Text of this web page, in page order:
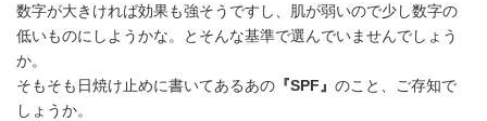
数字が大きければ効果も強そうですし、肌が弱いので少し数字の
低いものにしようかな。とそんな基準で選んでいませんでしょう
か。
そもそも日焼け止めに書いてあるあの 『SPF』 のこと、ご存知で
しょうか。